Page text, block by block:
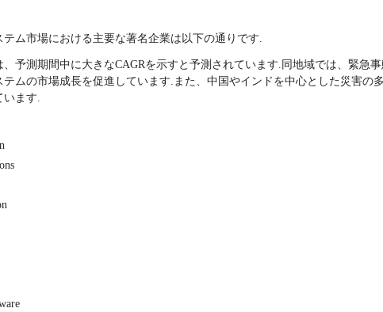
ム市場における主要な著名企業は以下の通りです.
、予測期間中に大きなCAGRを示すと予測されています.同地域では、緊急
ムの市場成長を促進しています.また、中国やインドを中心とした災害の
ます.